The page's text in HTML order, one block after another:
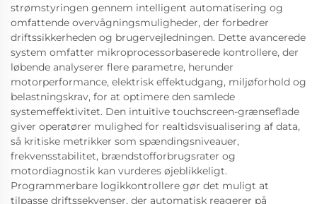
strømstyringen gennem intelligent automatisering og
omfattende overvågningsmuligheder, der forbedrer
driftssikkerheden og brugervejledningen. Dette avancerede
system omfatter mikroprocessorbaserede kontrollere, der
løbende analyserer flere parametre, herunder
motorperformance, elektrisk effektudgang, miljøforhold og
belastningskrav, for at optimere den samlede
systemeffektivitet. Den intuitive touchscreen-grænseflade
giver operatører mulighed for realtidsvisualisering af data,
så kritiske metrikker som spændingsniveauer,
frekvensstabilitet, brændstofforbrugsrater og
motordiagnostik kan vurderes øjeblikkeligt.
Programmerbare logikkontrollere gør det muligt at
tilpasse driftssekvenser, der automatisk reagerer på